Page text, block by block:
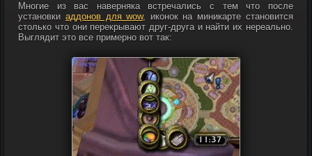
Многие из вас наверняка встречались с тем что после
установкиаддонов для wow, иконок на миникарте становится
столько что они перекрывают друг-друга и найти их нереально.
Выглядит это все примерно вот так: